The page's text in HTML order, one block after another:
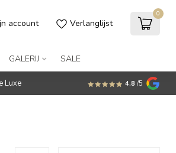
account Verlanglijst
0
GALERIJ SALE
Luxe 4.8 /5